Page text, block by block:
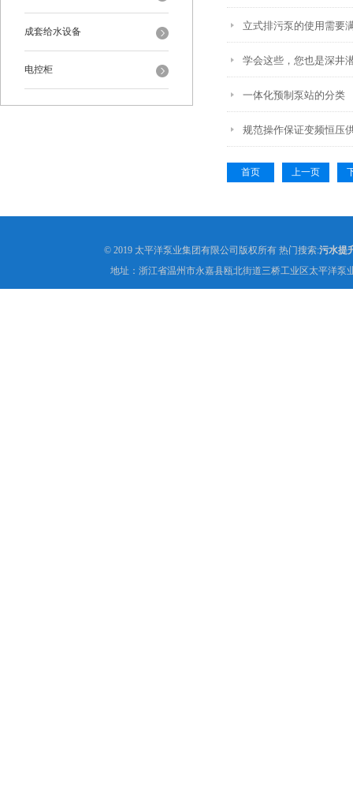
成套给水设备
电控柜
立式排污泵的使用需要
学会这些，您也是深井
一体化预制泵站的分类
规范操作保证变频恒压
首页 上一页
© 2019 太平洋泵业集团有限公司版权所有 热门搜索:污水提
地址：浙江省温州市永嘉县瓯北街道三桥工业区太平洋泵